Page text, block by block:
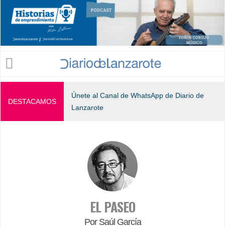
Jump to navigation
DESTACAMOS
Únete al Canal de WhatsApp de Diario de
Lanzarote
EL PASEO
Por Saúl García